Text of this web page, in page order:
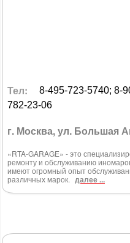
Тел:
8-495-723-5740; 8-
782-23-06
г. Москва, ул. Большая
«RTA-GARAGE» - это
ремонту и обслуживанию
имеют огромный опыт
различных марок. далее ...